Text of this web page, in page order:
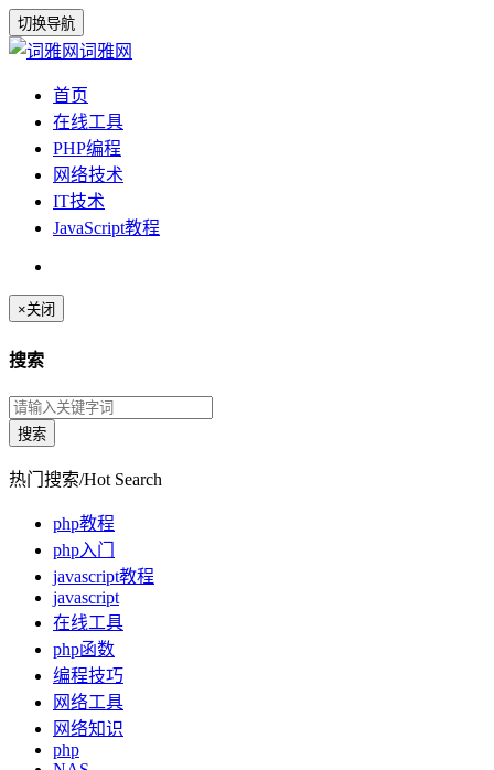
切换导航
词雅网
首页
在线工具
PHP编程
网络技术
IT技术
JavaScript教程
×关闭
搜索
热门搜索/Hot Search
php教程
php入门
javascript教程
javascript
在线工具
php函数
编程技巧
网络工具
网络知识
php